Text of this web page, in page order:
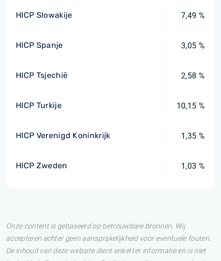
HICP Slowakije 7,49 %
HICP Spanje 3,05 %
HICP Tsjechië 2,58 %
HICP Turkije 10,15 %
HICP Verenigd Koninkrijk 1,35 %
HICP Zweden 1,03 %
Onze content is gebaseerd op betrouwbare bronnen. Wij
accepteren echter geen aansprakelijkheid voor eventuele fouten.
De inhoud van deze website dient enkel ter informatie en is niet